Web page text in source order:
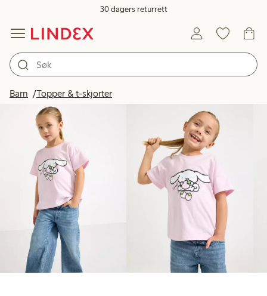
30 dagers returrett
Barn Topper & t-skjorter